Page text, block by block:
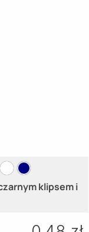
klipsem i